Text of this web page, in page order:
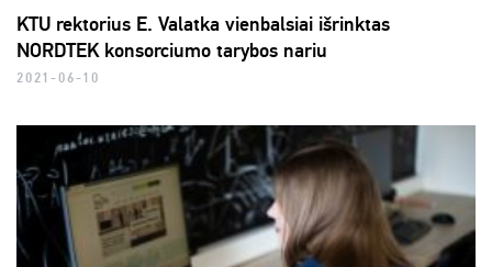
KTU rektorius E. Valatka vienbalsiai išrinktas
NORDTEK konsorciumo tarybos nariu
2021-06-10